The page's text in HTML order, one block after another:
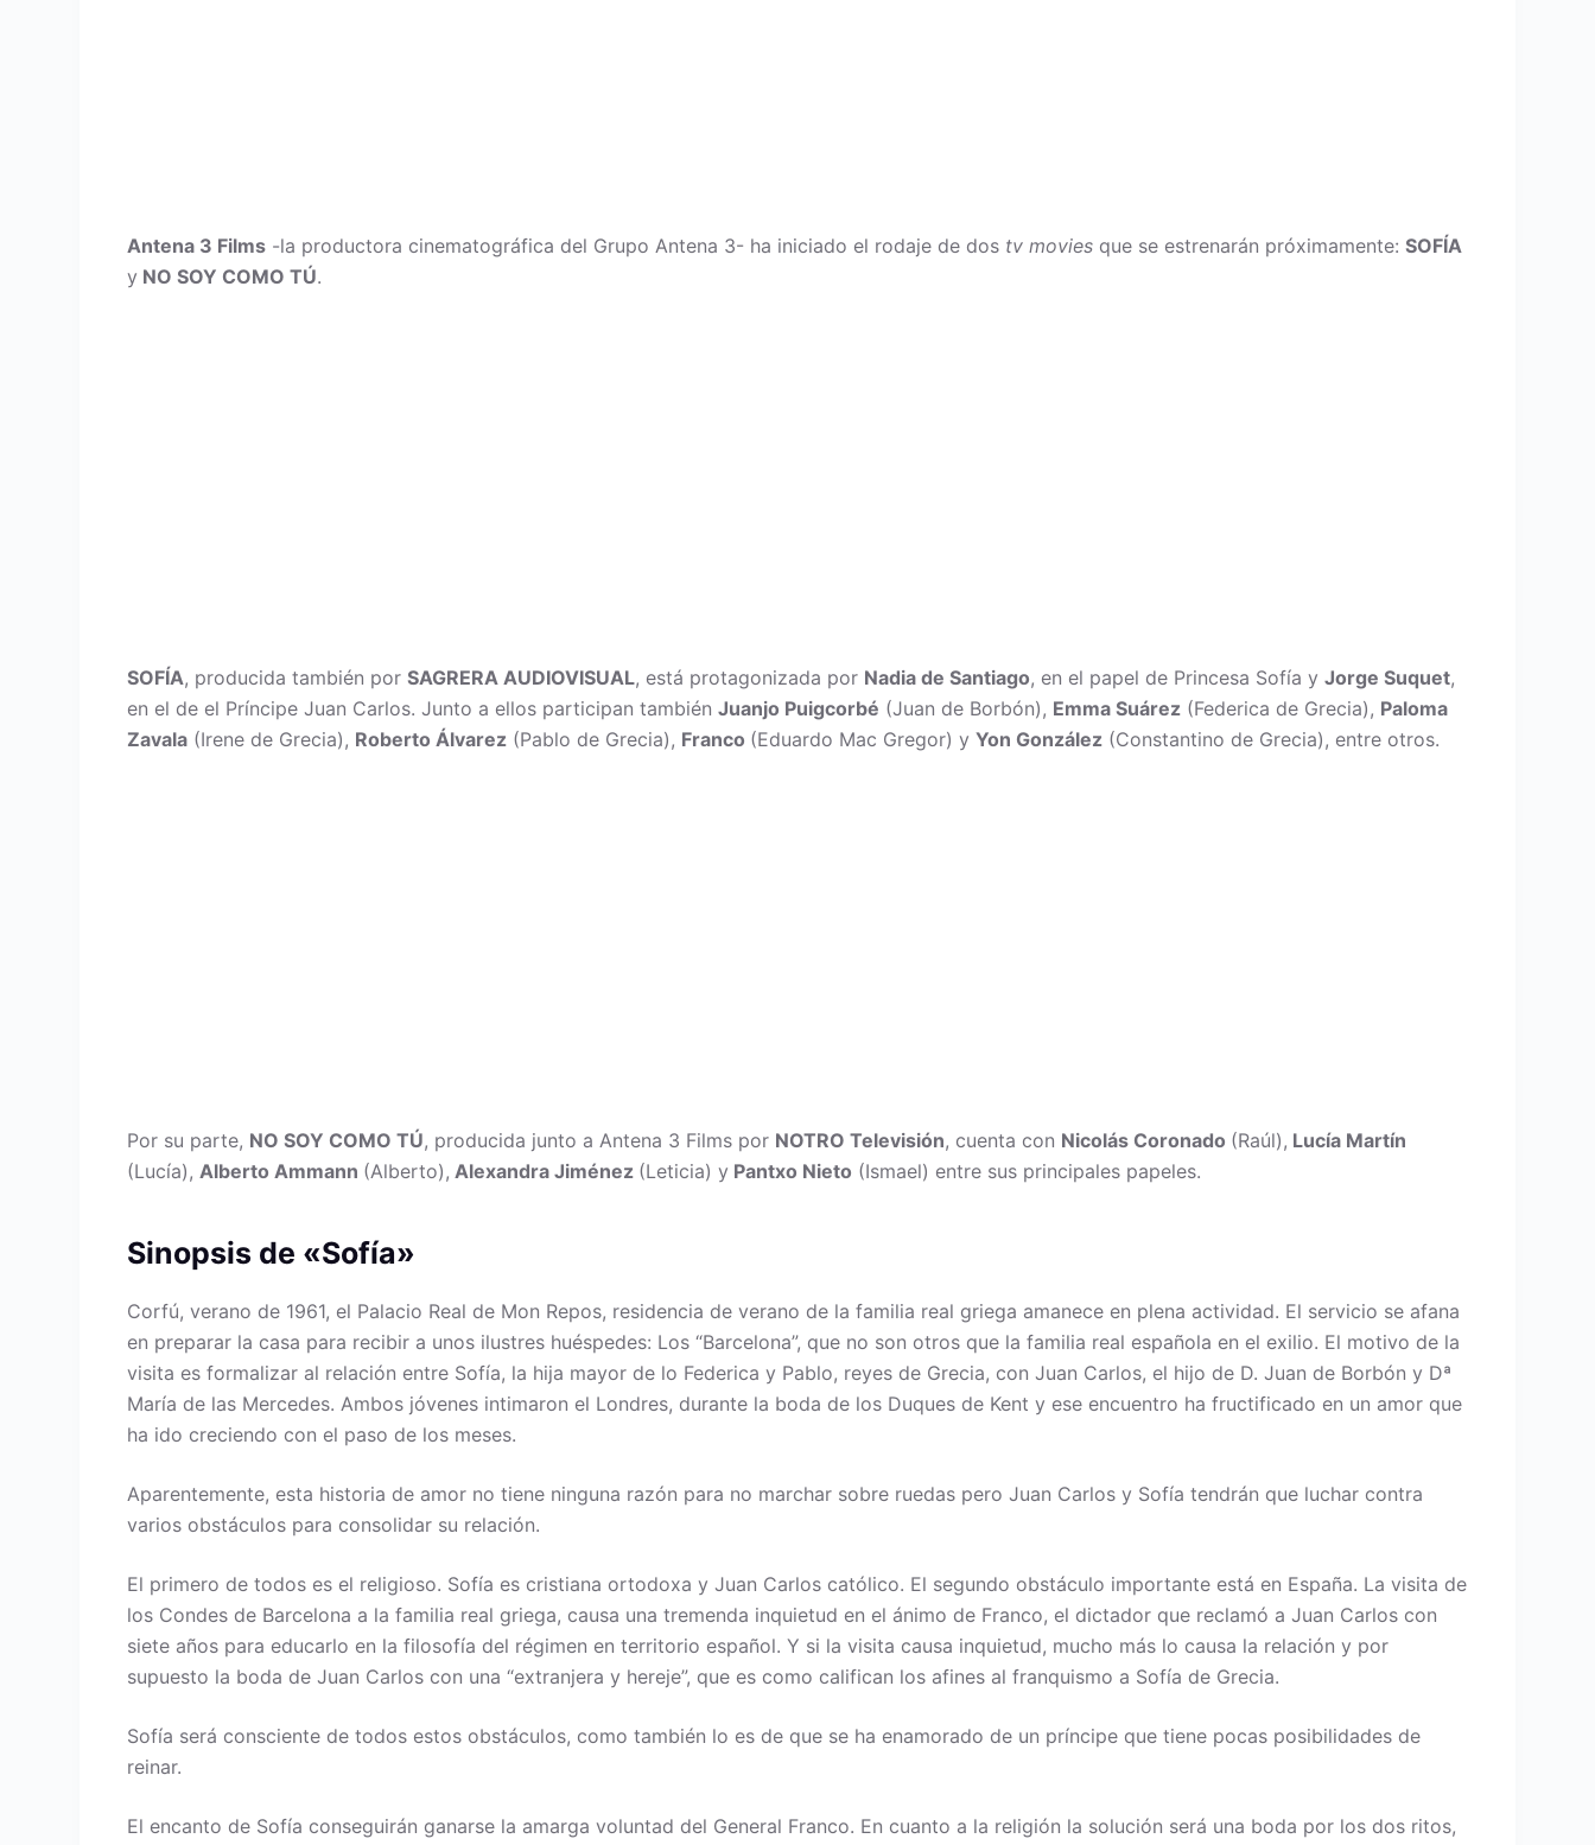
Antena 3 Films -la productora cinematográfica del Grupo Antena 3- ha iniciado el rodaje de dos tv movies que se estrenarán próximamente:SOFÍA
y NO SOY COMO TÚ.
SOFÍA, producida también porSAGRERA AUDIOVISUAL, está protagonizada por Nadia de Santiago, en el papel de Princesa Sofía yJorge Suquet,
en el de el Príncipe Juan Carlos. Junto a ellos participan tambiénJuanjo Puigcorbé (Juan de Borbón), Emma Suárez (Federica de Grecia), Paloma
Zavala (Irene de Grecia), Roberto Álvarez (Pablo de Grecia), Franco (Eduardo Mac Gregor) yYon González (Constantino de Grecia), entre otros.
Por su parte, NO SOY COMO TÚ, producida junto a Antena 3 Films por NOTRO Televisión, cuenta con Nicolás Coronado (Raúl), Lucía Martín
(Lucía),Alberto Ammann (Alberto), Alexandra Jiménez (Leticia) y Pantxo Nieto (Ismael) entre sus principales papeles.
Sinopsis de «Sofía»
Corfú, verano de 1961, el Palacio Real de Mon Repos, residencia de verano de la familia real griega amanece en plena actividad. El servicio se afana
en preparar la casa para recibir a unos ilustres huéspedes: Los “Barcelona”, que no son otros que la familia real española en el exilio. El motivo de la
visita es formalizar al relación entre Sofía, la hija mayor de lo Federica y Pablo, reyes de Grecia, con Juan Carlos, el hijo de D. Juan de Borbón y Dª
María de las Mercedes. Ambos jóvenes intimaron el Londres, durante la boda de los Duques de Kent y ese encuentro ha fructificado en un amor que
ha ido creciendo con el paso de los meses.
Aparentemente, esta historia de amor no tiene ninguna razón para no marchar sobre ruedas pero Juan Carlos y Sofía tendrán que luchar contra
varios obstáculos para consolidar su relación.
El primero de todos es el religioso. Sofía es cristiana ortodoxa y Juan Carlos católico. El segundo obstáculo importante está en España. La visita de
los Condes de Barcelona a la familia real griega, causa una tremenda inquietud en el ánimo de Franco, el dictador que reclamó a Juan Carlos con
siete años para educarlo en la filosofía del régimen en territorio español. Y si la visita causa inquietud, mucho más lo causa la relación y por
supuesto la boda de Juan Carlos con una “extranjera y hereje”, que es como califican los afines al franquismo a Sofía de Grecia.
Sofía será consciente de todos estos obstáculos, como también lo es de que se ha enamorado de un príncipe que tiene pocas posibilidades de
reinar.
El encanto de Sofía conseguirán ganarse la amarga voluntad del General Franco. En cuanto a la religión la solución será una boda por los dos ritos,